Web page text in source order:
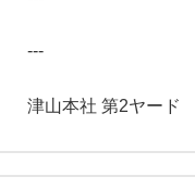
---
津山本社 第2ヤード